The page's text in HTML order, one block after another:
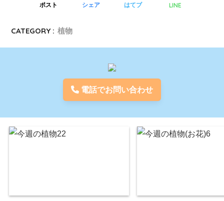
ポスト シェア はてブ LINE
CATEGORY : 植物
電話でお問い合わせ